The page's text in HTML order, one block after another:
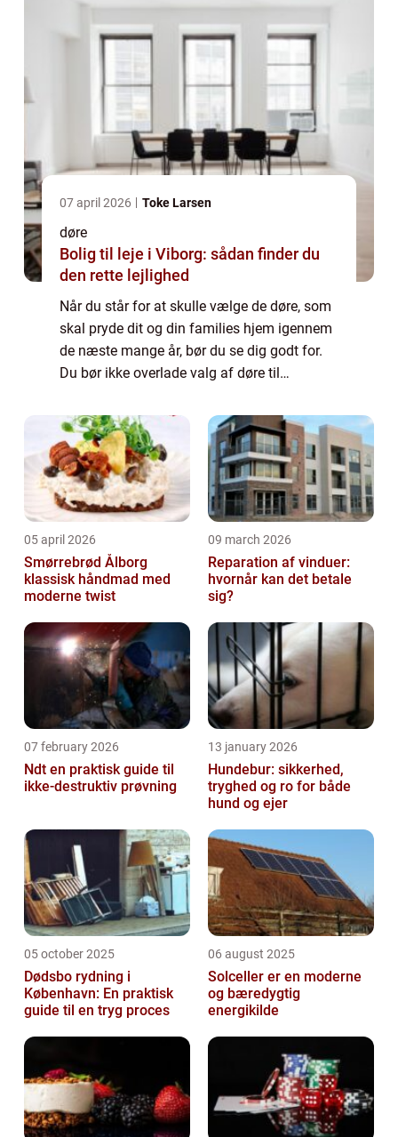
07 april 2026 Toke Larsen
døre
Bolig til leje i Viborg: sådan finder du
den rette lejlighed
Når du står for at skulle vælge de døre, som
skal pryde dit og din families hjem igennem
de næste mange år, bør du se dig godt for.
Du bør ikke overlade valg af døre til
05 april 2026
Smørrebrød Ålborg
klassisk håndmad med
moderne twist
09 march 2026
Reparation af vinduer:
hvornår kan det betale
sig?
07 february 2026
Ndt en praktisk guide til
ikke-destruktiv prøvning
13 january 2026
Hundebur: sikkerhed,
tryghed og ro for både
hund og ejer
05 october 2025
Dødsbo rydning i
København: En praktisk
guide til en tryg proces
06 august 2025
Solceller er en moderne
og bæredygtig
energikilde